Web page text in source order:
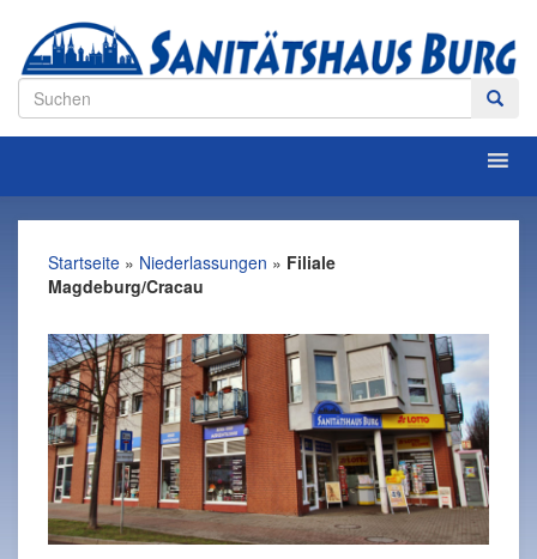
Startseite » Niederlassungen » Filiale
Magdeburg/Cracau